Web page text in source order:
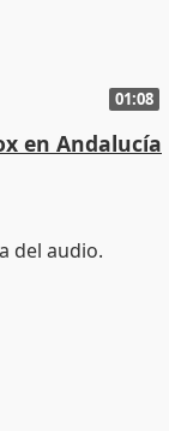
01:08
en Andalucía